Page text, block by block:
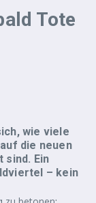
Tote
wie viele
die neuen
sind. Ein
– kein